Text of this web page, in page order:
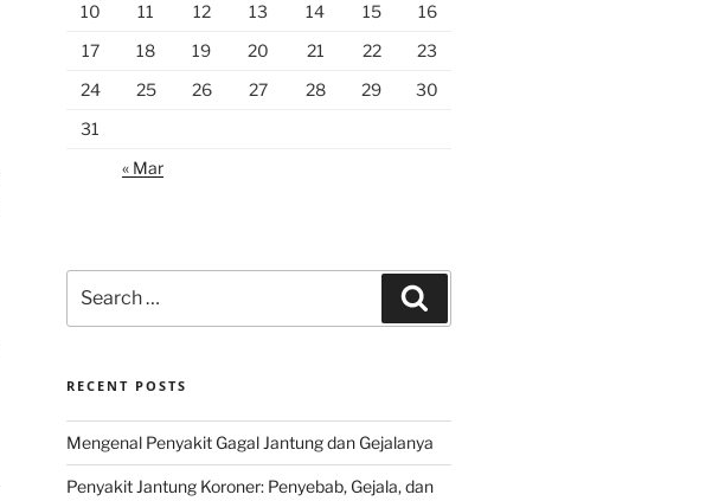
10
11 12 13 14 15
16
17
18 19 20 21 22
23
24
25 26 27 28 29
30
31
« Mar
for:
RECENT POSTS
Mengenal Penyakit Gagal Jantung dan Gejalanya
Penyakit Jantung Koroner: Penyebab, Gejala, dan